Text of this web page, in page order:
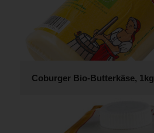
Coburger Bio-Butterkäse, 1kg